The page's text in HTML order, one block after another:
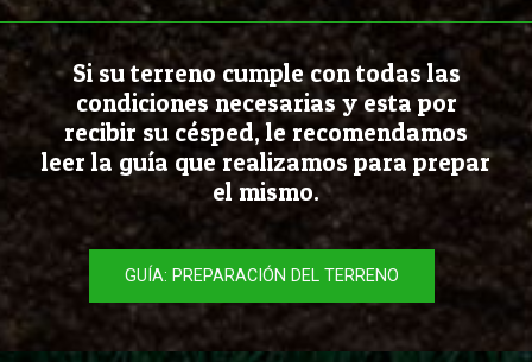
Si su terreno cumple con todas las
condiciones necesarias y esta por
recibir su césped, le recomendamos
leer la guía que realizamos para prepar
el mismo.
GUÍA: PREPARACIÓN DEL TERRENO